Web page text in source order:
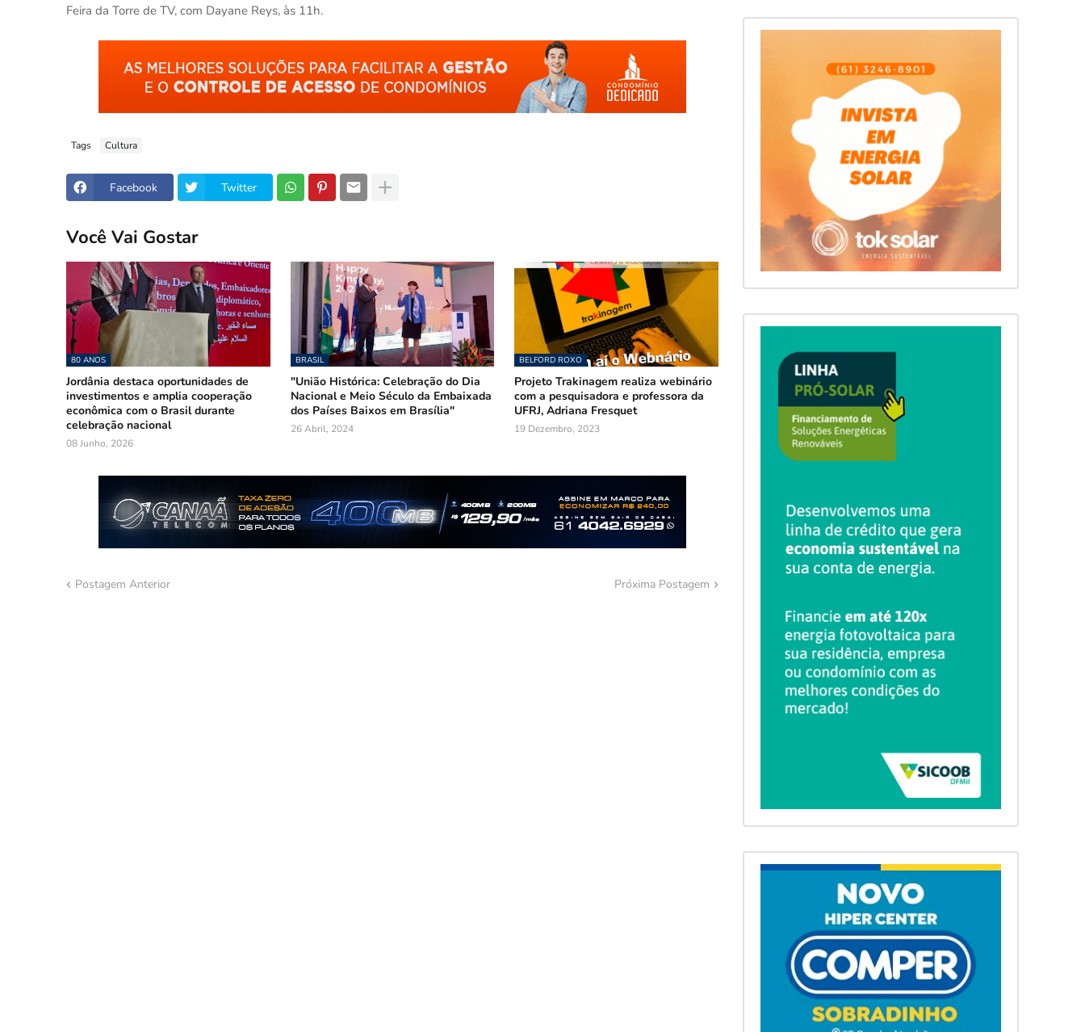
Feira da Torre de TV, com Dayane Reys, às 11h.
Tags Cultura
Facebook Twitter
Você Vai Gostar
80 ANOS
Jordânia destaca oportunidades de
investimentos e amplia cooperação
econômica com o Brasil durante
celebração nacional
08 Junho, 2026
BRASIL
"União Histórica: Celebração do Dia
Nacional e Meio Século da Embaixada
dos Países Baixos em Brasília"
26 Abril, 2024
BELFORD ROXO
Projeto Trakinagem realiza webinário
com a pesquisadora e professora da
UFRJ, Adriana Fresquet
19 Dezembro, 2023
Postagem Anterior Próxima Postagem